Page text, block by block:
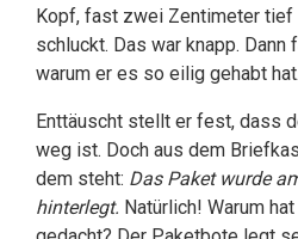
Kopf, fast zwei Zentimeter tief
schluckt. Das war knapp. Dann
warum er es so eilig gehabt hat.
Enttäuscht stellt er fest, dass
weg ist. Doch aus dem
dem steht: Das Paket wurde
hinterlegt. Natürlich! Warum